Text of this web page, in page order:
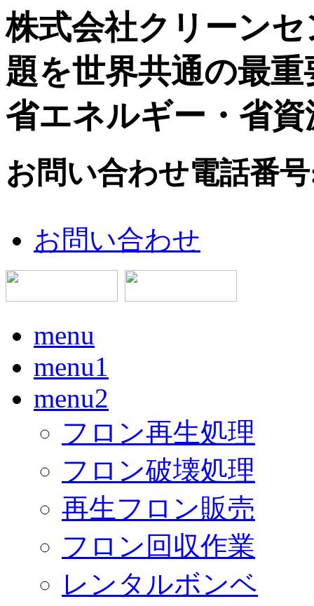
株式会社クリーン
題を世界共通の最
省エネルギー・省
お問い合わせ電話番号
お問い合わせ
menu
menu1
menu2
フロン再生処理
フロン破壊処理
再生フロン販売
フロン回収作業
レンタルボンベ